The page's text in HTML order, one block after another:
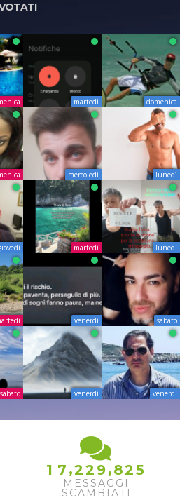
martedì domenica
mercoledì lunedì
martedì lunedì
venerdì sabato
sabato venerdì venerdì
1 7 ,22 9,825
MESSAGGI
SCAMBIATI